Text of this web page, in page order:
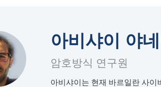
아비샤이 야
암호방식 연구원
아비샤이는 현재 바르일란 사이